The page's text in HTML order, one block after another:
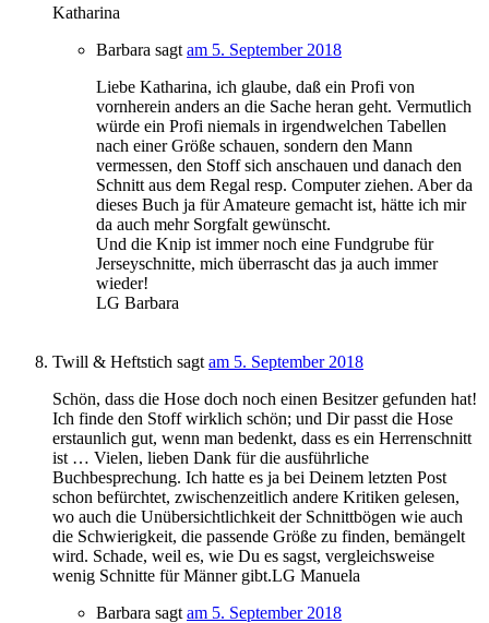
Katharina
Barbara sagt am 5. September 2018
Liebe Katharina, ich glaube, daß ein Profi von
vornherein anders an die Sache heran geht. Vermutlich
würde ein Profi niemals in irgendwelchen Tabellen
nach einer Größe schauen, sondern den Mann
vermessen, den Stoff sich anschauen und danach den
Schnitt aus dem Regal resp. Computer ziehen. Aber da
dieses Buch ja für Amateure gemacht ist, hätte ich mir
da auch mehr Sorgfalt gewünscht.
Und die Knip ist immer noch eine Fundgrube für
Jerseyschnitte, mich überrascht das ja auch immer
wieder!
LG Barbara
Twill & Heftstich sagt am 5. September 2018
Schön, dass die Hose doch noch einen Besitzer gefunden hat!
Ich finde den Stoff wirklich schön; und Dir passt die Hose
erstaunlich gut, wenn man bedenkt, dass es ein Herrenschnitt
ist … Vielen, lieben Dank für die ausführliche
Buchbesprechung. Ich hatte es ja bei Deinem letzten Post
schon befürchtet, zwischenzeitlich andere Kritiken gelesen,
wo auch die Unübersichtlichkeit der Schnittbögen wie auch
die Schwierigkeit, die passende Größe zu finden, bemängelt
wird. Schade, weil es, wie Du es sagst, vergleichsweise
wenig Schnitte für Männer gibt.LG Manuela
Barbara sagt am 5. September 2018